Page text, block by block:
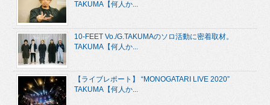
TAKUMA【何人か...
10-FEET Vo./G.TAKUMAのソロ活動に密着取材。
TAKUMA【何人か...
【ライブレポート】 “MONOGATARI LIVE 2020”
TAKUMA【何人か...